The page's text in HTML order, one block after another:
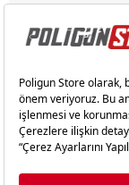
Kullanım
18 yaşından küçük
sözleşmesinde
kısıtlamalardan
sorumluluk ve
Yasa gereği 18